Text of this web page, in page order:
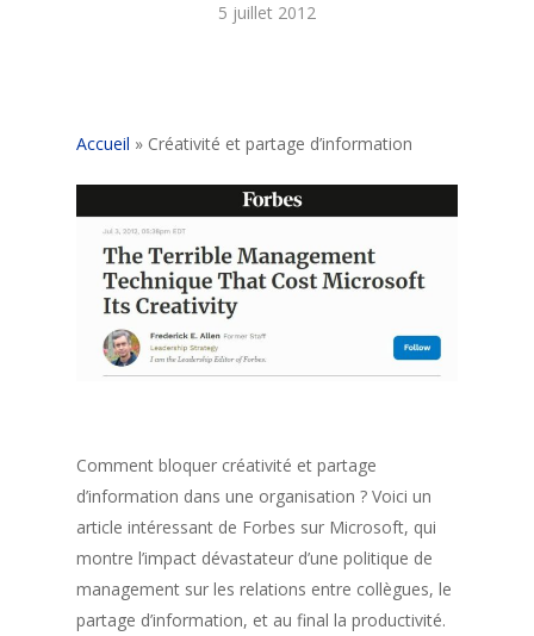
5 juillet 2012
Accueil » Créativité et partage d’information
Comment bloquer créativité et partage
d’information dans une organisation ? Voici un
article intéressant de Forbes sur Microsoft, qui
montre l’impact dévastateur d’une politique de
management sur les relations entre collègues, le
partage d’information, et au final la productivité.